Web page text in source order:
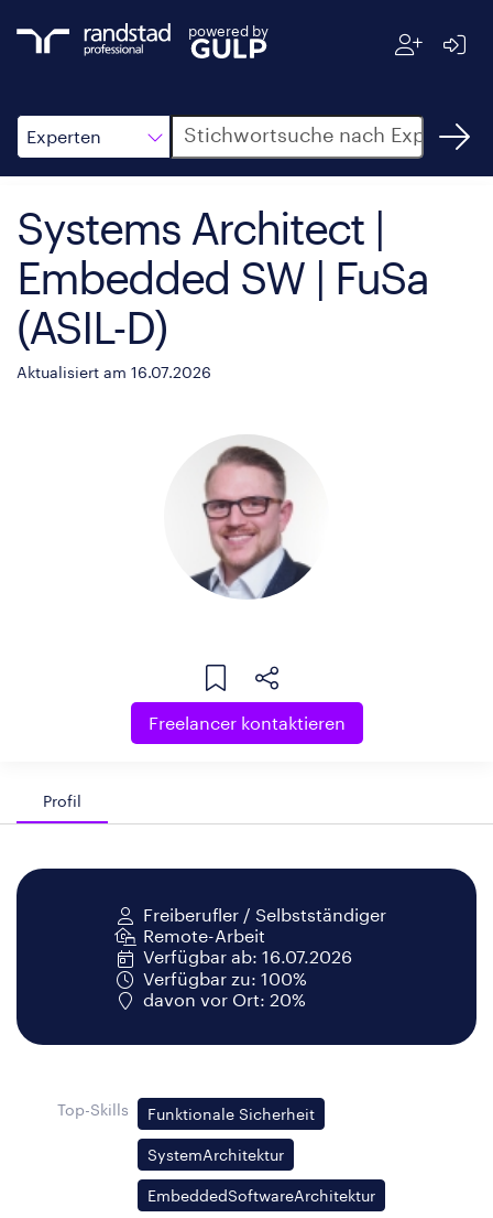
powered by
Experten
Suche
Systems Architect |
Embedded SW | FuSa
(ASIL-D)
Aktualisiert am 16.07.2026
Freelancer kontaktieren
Profil
Freiberufler / Selbstständiger
Remote-Arbeit
Verfügbar ab: 16.07.2026
Verfügbar zu: 100%
davon vor Ort: 20%
Top-Skills Funktionale Sicherheit
SystemArchitektur
EmbeddedSoftwareArchitektur